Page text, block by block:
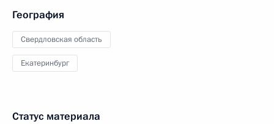
География
Свердловская область
Екатеринбург
Статус материала